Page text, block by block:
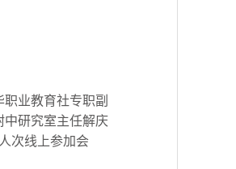
业教育社专职副
中研究室主任解庆
次线上参加会